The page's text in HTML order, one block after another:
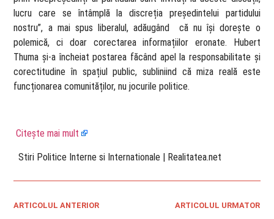
lucru care se întâmplă la discreția președintelui partidului
nostru”, a mai spus liberalul, adăugând că nu își dorește o
polemică, ci doar corectarea informațiilor eronate. Hubert
Thuma și-a încheiat postarea făcând apel la responsabilitate și
corectitudine în spațiul public, subliniind că miza reală este
funcționarea comunităților, nu jocurile politice.
Citește mai mult
​ Stiri Politice Interne si Internationale | Realitatea.net
ARTICOLUL ANTERIOR ARTICOLUL URMATOR